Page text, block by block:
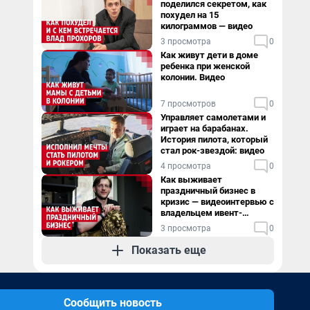
поделился секретом, как
похудел на 15
килограммов — видео
3 просмотра 0
Как живут дети в доме
ребенка при женской
колонии. Видео
7 просмотров 0
Управляет самолетами и
играет на барабанах.
История пилота, который
стал рок-звездой: видео
4 просмотра 0
Как выживает
праздничный бизнес в
кризис — видеоинтервью с
владельцем ивент-
агентства
3 просмотра 0
Показать еще
Сообщить новость